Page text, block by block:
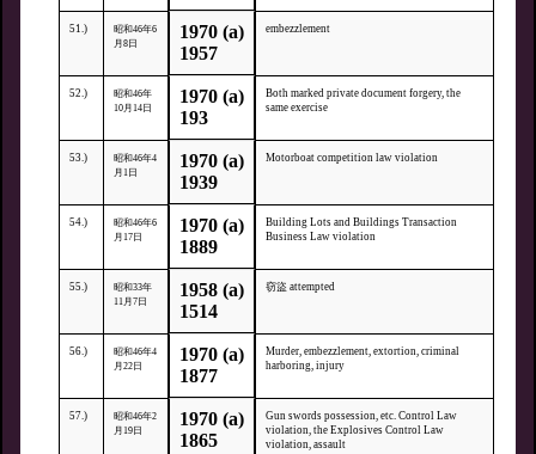
51.)
昭和46年6
月8日
1970 (a)
1957
embezzlement
52.)
昭和46年
10月14日
1970 (a)
193
Both marked private document forgery, the
same exercise
53.)
昭和46年4
月1日
1970 (a)
1939
Motorboat competition law violation
54.)
昭和46年6
月17日
1970 (a)
1889
Building Lots and Buildings Transaction
Business Law violation
55.)
昭和33年
11月7日
1958 (a)
1514
窃盜 attempted
56.)
昭和46年4
月22日
1970 (a)
1877
Murder, embezzlement, extortion, criminal
harboring, injury
57.)
昭和46年2
月19日
1970 (a)
1865
Gun swords possession, etc. Control Law
violation, the Explosives Control Law
violation, assault